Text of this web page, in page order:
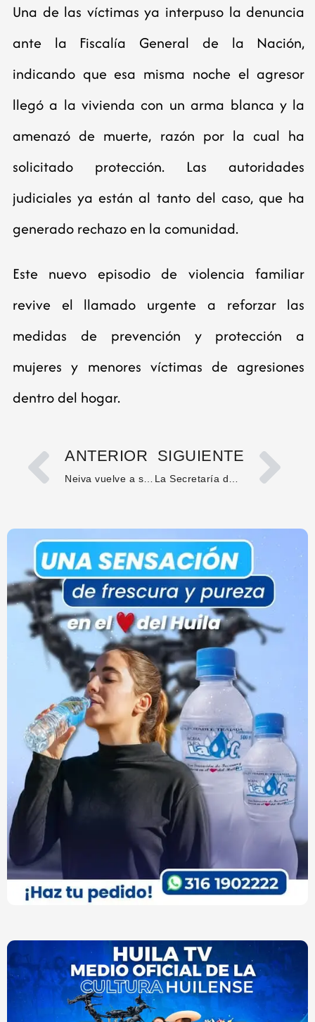
Una de las víctimas ya interpuso la denuncia
ante la Fiscalía General de la Nación,
indicando que esa misma noche el agresor
llegó a la vivienda con un arma blanca y la
amenazó de muerte, razón por la cual ha
solicitado protección. Las autoridades
judiciales ya están al tanto del caso, que ha
generado rechazo en la comunidad.
Este nuevo episodio de violencia familiar
revive el llamado urgente a reforzar las
medidas de prevención y protección a
mujeres y menores víctimas de agresiones
dentro del hogar.
ANTERIOR SIGUIENTE